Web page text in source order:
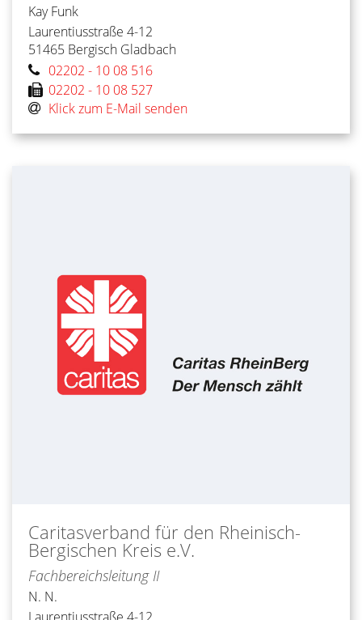
Kay Funk
Laurentiusstraße 4-12
51465 Bergisch Gladbach
02202 - 10 08 516
02202 - 10 08 527
Klick zum E-Mail senden
Caritasverband für den Rheinisch-
Bergischen Kreis e.V.
Fachbereichsleitung II
N. N.